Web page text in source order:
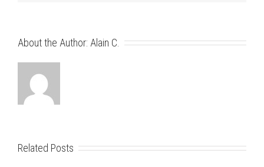
About the Author: Alain C.
Related Posts